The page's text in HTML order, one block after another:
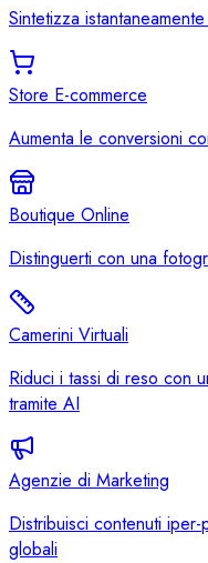
Sintetizza
Store E-commerce
Aumenta le conversioni
Boutique Online
Distinguerti con una
Camerini Virtuali
Riduci i tassi di reso con
tramite AI
Agenzie di Marketing
Distribuisci contenuti
globali